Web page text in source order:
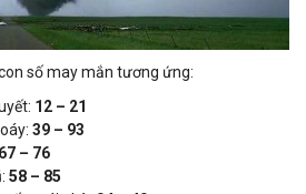
số may mắn tương ứng:
12 – 21
39 – 93
67 – 76
58 – 85